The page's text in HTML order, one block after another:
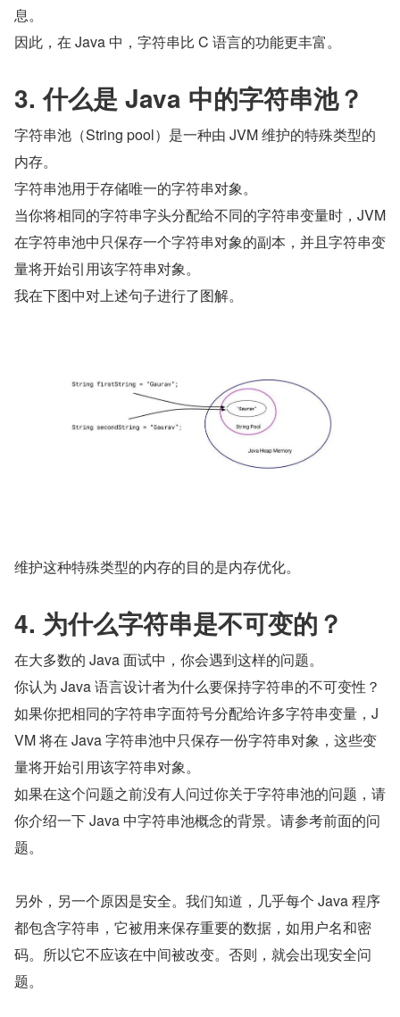
息。
因此，在 Java 中，字符串比 C 语言的功能更丰富。
3. 什么是 Java 中的字符串池？
字符串池（String pool）是一种由 JVM 维护的特殊类型的
内存。
字符串池用于存储唯一的字符串对象。
当你将相同的字符串字头分配给不同的字符串变量时，JVM
在字符串池中只保存一个字符串对象的副本，并且字符串变
量将开始引用该字符串对象。
我在下图中对上述句子进行了图解。
维护这种特殊类型的内存的目的是内存优化。
4. 为什么字符串是不可变的？
在大多数的 Java 面试中，你会遇到这样的问题。
你认为 Java 语言设计者为什么要保持字符串的不可变性？
如果你把相同的字符串字面符号分配给许多字符串变量，J
VM 将在 Java 字符串池中只保存一份字符串对象，这些变
量将开始引用该字符串对象。
如果在这个问题之前没有人问过你关于字符串池的问题，请
你介绍一下 Java 中字符串池概念的背景。请参考前面的问
题。
另外，另一个原因是安全。我们知道，几乎每个 Java 程序
都包含字符串，它被用来保存重要的数据，如用户名和密
码。所以它不应该在中间被改变。否则，就会出现安全问
题。